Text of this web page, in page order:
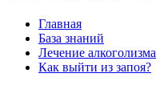
Главная
База знаний
Лечение алкоголизма
Как выйти из запоя?